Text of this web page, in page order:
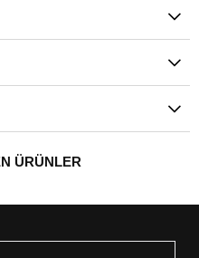
ÜRÜNLER